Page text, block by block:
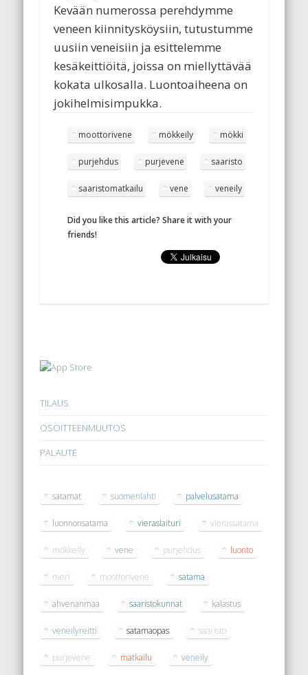
Kevään numerossa perehdymme
veneen kiinnitysköysiin, tutustumme
uusiin veneisiin ja esittelemme
kesäkeittiöitä, joissa on miellyttävää
kokata ulkosalla. Luontoaiheena on
jokihelmisimpukka.
moottorivene mökkeily mökki
purjehdus purjevene saaristo
saaristomatkailu vene veneily
Did you like this article? Share it with your
friends!
TILAUS
OSOITTEENMUUTOS
PALAUTE
satamat suomenlahti palvelusatama
luonnonsatama vieraslaituri vierassatama
mökkeily vene purjehdus luonto
meri moottorivene satama
ahvenanmaa saaristokunnat kalastus
veneilyreitti satamaopas saaristo
purjevene matkailu veneily